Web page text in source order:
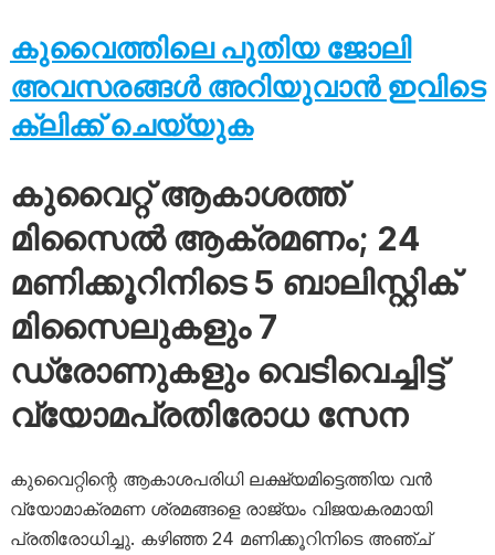
കുവൈത്തിലെ പുതിയ ജോലി
അവസരങ്ങൾ അറിയുവാൻ ഇവിടെ
ക്ലിക്ക് ചെയ്യുക
കുവൈറ്റ് ആകാശത്ത്
മിസൈൽ ആക്രമണം; 24
മണിക്കൂറിനിടെ 5 ബാലിസ്റ്റിക്
മിസൈലുകളും 7
ഡ്രോണുകളും വെടിവെച്ചിട്ട്
വ്യോമപ്രതിരോധ സേന
കുവൈറ്റിന്റെ ആകാശപരിധി ലക്ഷ്യമിട്ടെത്തിയ വൻ
വ്യോമാക്രമണ ശ്രമങ്ങളെ രാജ്യം വിജയകരമായി
പ്രതിരോധിച്ചു. കഴിഞ്ഞ 24 മണിക്കൂറിനിടെ അഞ്ച്